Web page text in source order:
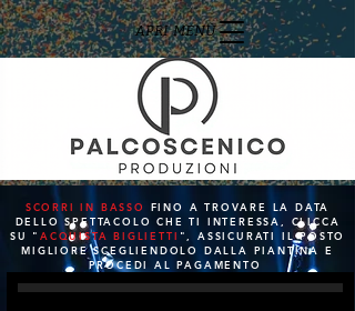
APRI MENÙ
SCORRI IN BASSO
FINO A TROVARE LA DATA
DELLO SPETTACOLO CHE TI INTERESSA, CLICCA
SU "ACQUISTA BIGLIETTI ", ASSICURATI IL POSTO
MIGLIORE SCEGLIENDOLO DALLA PIANTINA E
PROCEDI AL PAGAMENTO